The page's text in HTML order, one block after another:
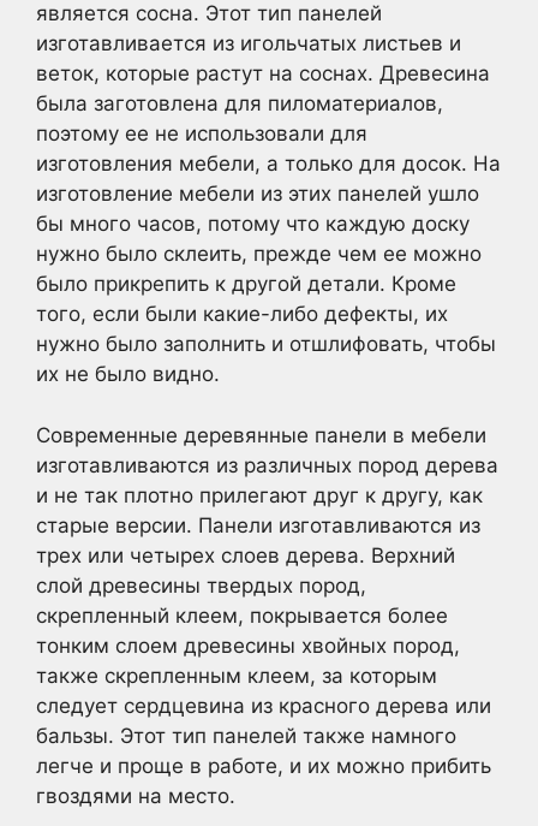
является сосна. Этот тип панелей
изготавливается из игольчатых листьев и
веток, которые растут на соснах. Древесина
была заготовлена для пиломатериалов,
поэтому ее не использовали для
изготовления мебели, а только для досок. На
изготовление мебели из этих панелей ушло
бы много часов, потому что каждую доску
нужно было склеить, прежде чем ее можно
было прикрепить к другой детали. Кроме
того, если были какие-либо дефекты, их
нужно было заполнить и отшлифовать, чтобы
их не было видно.
Современные деревянные панели в мебели
изготавливаются из различных пород дерева
и не так плотно прилегают друг к другу, как
старые версии. Панели изготавливаются из
трех или четырех слоев дерева. Верхний
слой древесины твердых пород,
скрепленный клеем, покрывается более
тонким слоем древесины хвойных пород,
также скрепленным клеем, за которым
следует сердцевина из красного дерева или
бальзы. Этот тип панелей также намного
легче и проще в работе, и их можно прибить
гвоздями на место.